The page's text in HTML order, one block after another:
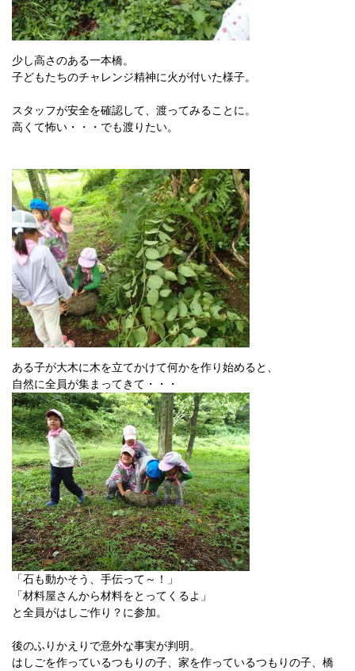
少し高さのある一本橋。
子どもたちのチャレンジ精神に火が付いた様子。
スタッフが安全を確認して、渡ってみることに。
高くて怖い・・・でも渡りたい。
ある子が大木に木を立てかけて何かを作り始めると、
自然に全員が集まってきて・・・
「石も動かそう、手伝って～！」
「材料屋さんから材料をとってくるよ」
と全員がはしご作り？に参加。
後のふりかえりで意外な事実が判明。
はしごを作っているつもりの子、家を作っているつもりの子、橋